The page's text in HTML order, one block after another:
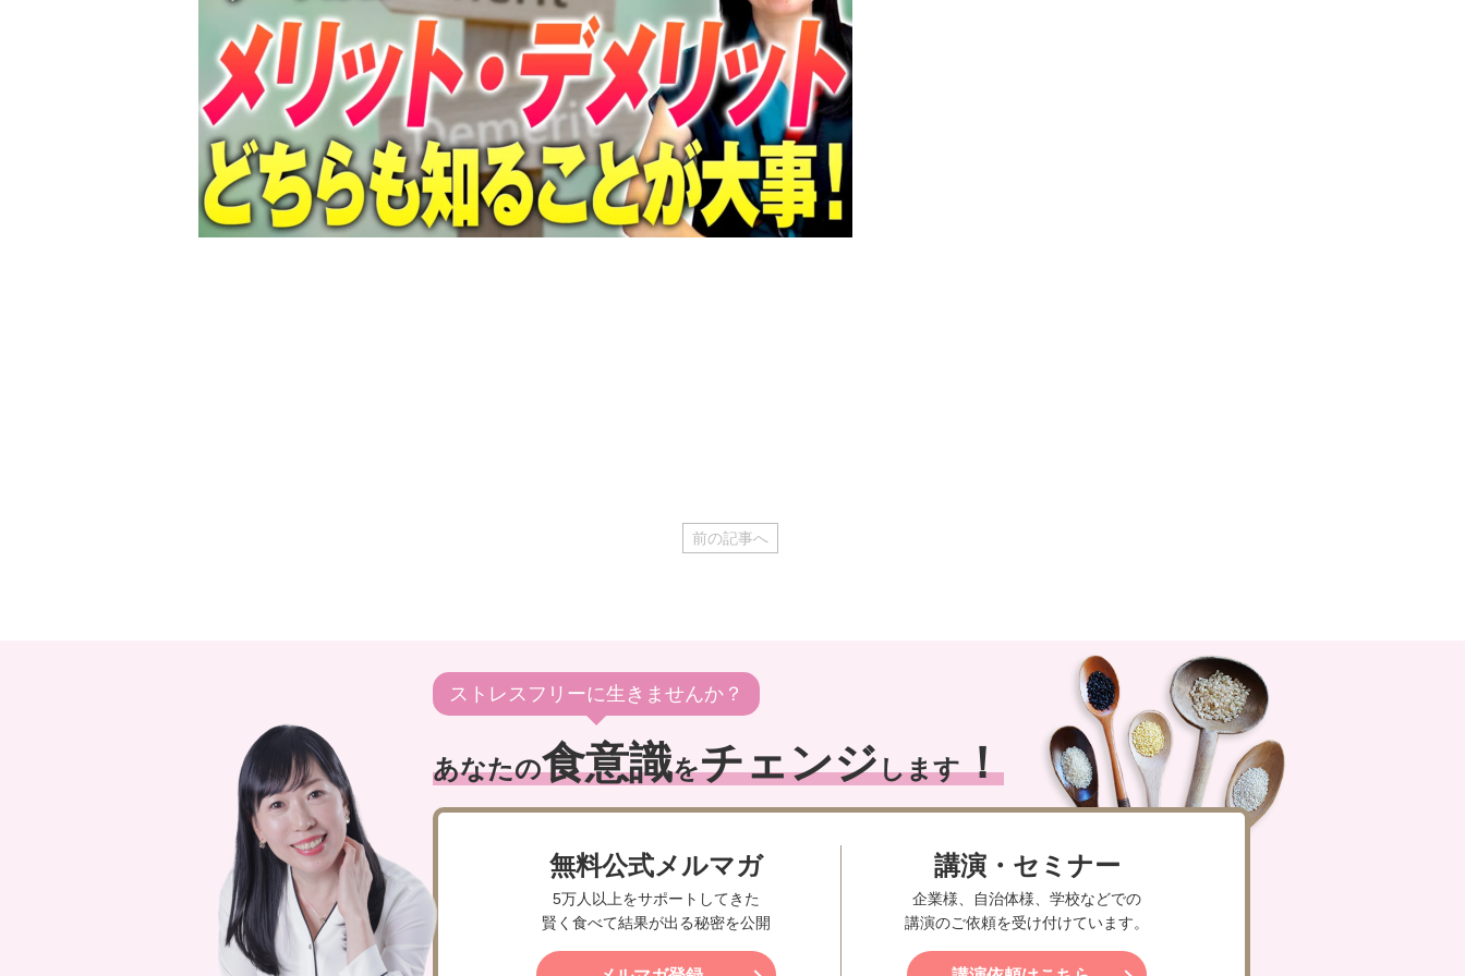
前の記事へ
ストレスフリーに生きませんか？
あなたの食意識をチェンジします！
無料公式メルマガ
5万人以上をサポートしてきた
賢く食べて結果が出る秘密を公開
講演・セミナー
企業様、自治体様、学校などでの
講演のご依頼を受け付けています。